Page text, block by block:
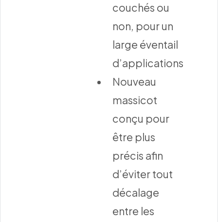
couchés ou
non, pour un
large éventail
d’applications
Nouveau
massicot
conçu pour
être plus
précis afin
d’éviter tout
décalage
entre les